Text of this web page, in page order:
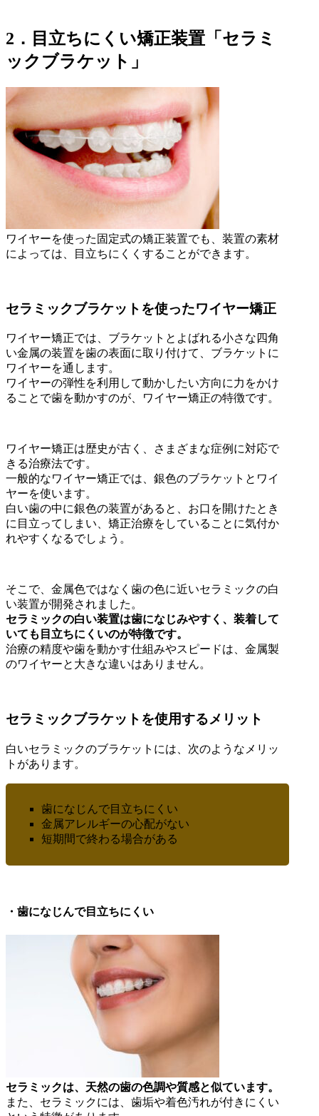
2．目立ちにくい矯正装置「セラミ
ックブラケット」
ワイヤーを使った固定式の矯正装置でも、装置の素材
によっては、目立ちにくくすることができます。
セラミックブラケットを使ったワイヤー矯正
ワイヤー矯正では、ブラケットとよばれる小さな四角
い金属の装置を歯の表面に取り付けて、ブラケットに
ワイヤーを通します。
ワイヤーの弾性を利用して動かしたい方向に力をかけ
ることで歯を動かすのが、ワイヤー矯正の特徴です。
ワイヤー矯正は歴史が古く、さまざまな症例に対応で
きる治療法です。
一般的なワイヤー矯正では、銀色のブラケットとワイ
ヤーを使います。
白い歯の中に銀色の装置があると、お口を開けたとき
に目立ってしまい、矯正治療をしていることに気付か
れやすくなるでしょう。
そこで、金属色ではなく歯の色に近いセラミックの白
い装置が開発されました。
セラミックの白い装置は歯になじみやすく、装着して
いても目立ちにくいのが特徴です。
治療の精度や歯を動かす仕組みやスピードは、金属製
のワイヤーと大きな違いはありません。
セラミックブラケットを使用するメリット
白いセラミックのブラケットには、次のようなメリッ
トがあります。
歯になじんで目立ちにくい
金属アレルギーの心配がない
短期間で終わる場合がある
・歯になじんで目立ちにくい
セラミックは、天然の歯の色調や質感と似ています。
また、セラミックには、歯垢や着色汚れが付きにくい